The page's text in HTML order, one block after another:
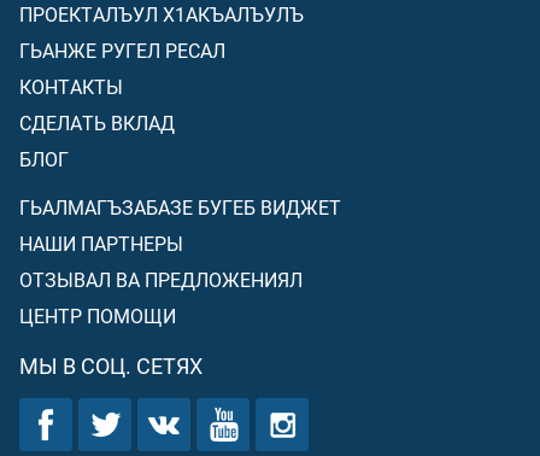
ПРОЕКТАЛЪУЛ Х1АКЪАЛЪУЛЪ
ГЬАНЖЕ РУГЕЛ РЕСАЛ
КОНТАКТЫ
СДЕЛАТЬ ВКЛАД
БЛОГ
ГЬАЛМАГЪЗАБАЗЕ БУГЕБ ВИДЖЕТ
НАШИ ПАРТНЕРЫ
ОТЗЫВАЛ ВА ПРЕДЛОЖЕНИЯЛ
ЦЕНТР ПОМОЩИ
МЫ В СОЦ. СЕТЯХ